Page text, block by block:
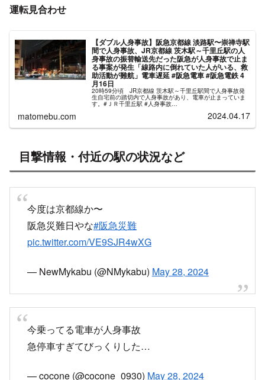
運転見合わせ
【ダブル人身事故】阪急京都線 淡路駅〜崇禅寺駅
間で人身事故、JR京都線 茨木駅～千里丘駅の人
身事故の振替輸送先だった阪急が人身事故で止ま
る事案が発生「線路内に倒れていた人がいる、救
助活動が難航」電車遅延 #阪急電車 #阪急電鉄 4
月16日
20時59分頃 JR京都線 茨木駅～千里丘駅間で人身事故発
生自宅前の踏切内で人身事故があり、電車が止まっていま
す。#ＪＲ千里丘駅 #人身事故
matomebu.com 2024.04.17
目撃情報・付近の駅の状況など
今度は京都線か〜
阪急災難日やな#阪急災難
pic.twitter.com/VE9SJR4wXG
— NewMykabu (@NMykabu) May 28, 2024
今乗ってる電車が人身事故
急停車すぎてびっくりした…
— cocone (@cocone_0930) May 28, 2024